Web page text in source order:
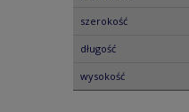
szerokość
długość
wysokość